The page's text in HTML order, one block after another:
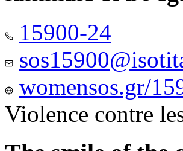
15900-24
womensos.gr/
Violence contre